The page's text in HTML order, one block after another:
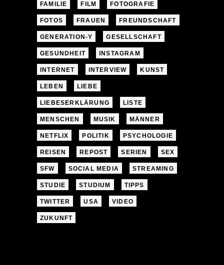
FAMILIE FILM FOTOGRAFIE
FOTOS FRAUEN FREUNDSCHAFT
GENERATION-Y GESELLSCHAFT
GESUNDHEIT INSTAGRAM
INTERNET INTERVIEW KUNST
LEBEN LIEBE
LIEBESERKLÄRUNG LISTE
MENSCHEN MUSIK MÄNNER
NETFLIX POLITIK PSYCHOLOGIE
REISEN REPOST SERIEN SEX
SFW SOCIAL MEDIA STREAMING
STUDIE STUDIUM TIPPS
TWITTER USA VIDEO
ZUKUNFT